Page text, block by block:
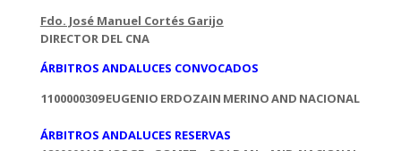
Fdo. José Manuel Cortés Garijo
DIRECTOR DEL CNA
ÁRBITROS ANDALUCES CONVOCADOS
1100000309EUGENIO ERDOZAIN MERINOAND NACIONAL
ÁRBITROS ANDALUCES RESERVAS